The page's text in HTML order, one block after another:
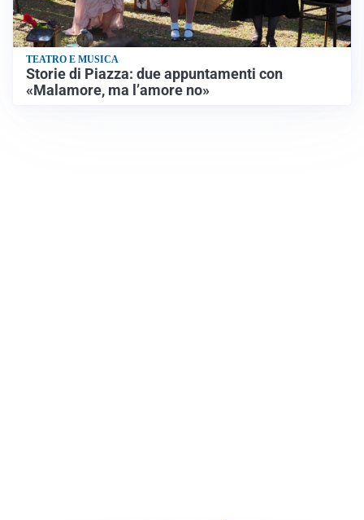
TEATRO E MUSICA
Storie di Piazza: due appuntamenti con
«Malamore, ma l’amore no»